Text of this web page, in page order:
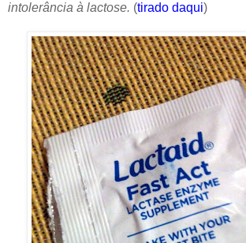
intolerância à lactose. (tirado daqui)